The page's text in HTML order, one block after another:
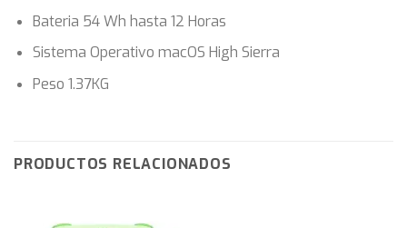
Bateria 54 Wh hasta 12 Horas
Sistema Operativo macOS High Sierra
Peso 1.37KG
PRODUCTOS RELACIONADOS